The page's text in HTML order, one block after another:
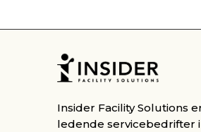
Insider Facility Solutions
ledende servicebedrifter